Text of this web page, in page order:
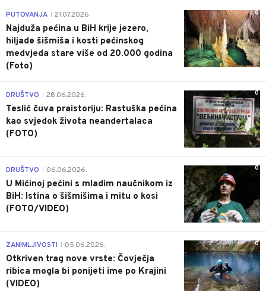
0
PUTOVANJA 21.07.2026.
Najduža pećina u BiH krije jezero,
hiljade šišmiša i kosti pećinskog
medvjeda stare više od 20.000 godina
(Foto)
0
DRUŠTVO 28.06.2026.
Teslić čuva praistoriju: Rastuška pećina
kao svjedok života neandertalaca
(FOTO)
0
DRUŠTVO 06.06.2026.
U Mićinoj pećini s mladim naučnikom iz
BiH: Istina o šišmišima i mitu o kosi
(FOTO/VIDEO)
0
ZANIMLJIVOSTI 05.06.2026.
Otkriven trag nove vrste: Čovječja
ribica mogla bi ponijeti ime po Krajini
(VIDEO)